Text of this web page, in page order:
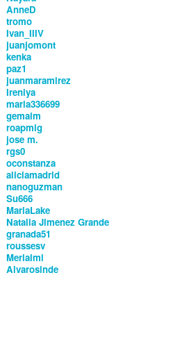
AnneD
tromo
Ivan_IIIV
juanjomont
kenka
paz1
juanmaramirez
Ireniya
maria336699
gemaim
roapmig
jose m.
rgs0
oconstanza
aliciamadrid
nanoguzman
Su666
MariaLake
Natalia Jimenez Grande
granada51
roussesv
Merialmi
Alvarosinde